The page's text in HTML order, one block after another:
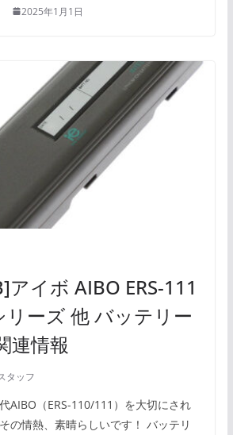
2025年1月1日
アイボ AIBO ERS-111
リーズ 他 バッテリー
連情報
タッフ
AIBO（ERS-110/111）を大切にされ
の情熱、素晴らしいです！ バッテリ